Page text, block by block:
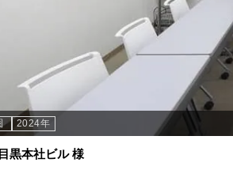
2024年
黒本社ビル 様